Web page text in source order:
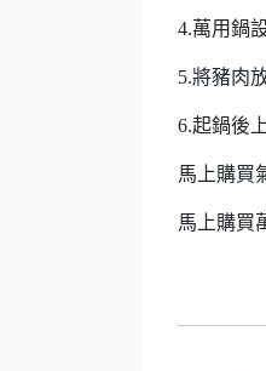
4.萬用鍋
5.將豬肉
6.起鍋後
馬上購買
馬上購買